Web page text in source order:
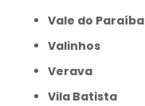
Vale do Paraíba
Valinhos
Verava
Vila Batista